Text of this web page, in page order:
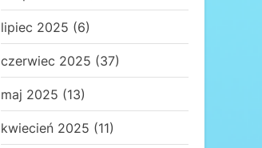
lipiec 2025 (6)
czerwiec 2025 (37)
maj 2025 (13)
kwiecień 2025 (11)